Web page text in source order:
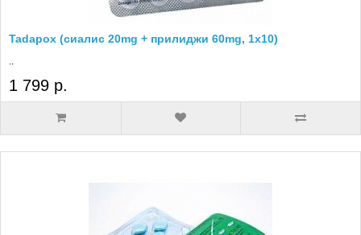
Tadapox (сиалис 20mg + прилиджи 60mg, 1x10)
..
1 799 р.